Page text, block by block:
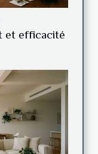
et efficacité